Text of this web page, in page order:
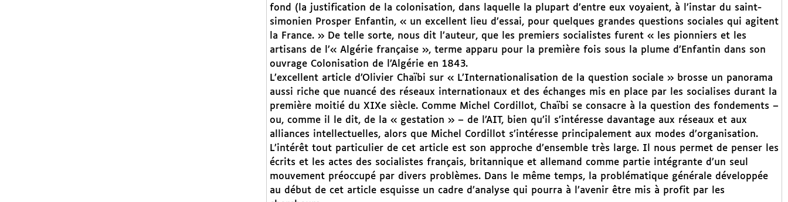
fond (la justification de la colonisation, dans laquelle la plupart d’entre eux voyaient, à l’instar du saint-
simonien Prosper Enfantin, « un excellent lieu d’essai, pour quelques grandes questions sociales qui agitent
la France. » De telle sorte, nous dit l’auteur, que les premiers socialistes furent « les pionniers et les
artisans de l’« Algérie française », terme apparu pour la première fois sous la plume d’Enfantin dans son
ouvrage Colonisation de l’Algérie en 1843.
L’excellent article d’Olivier Chaïbi sur « L’Internationalisation de la question sociale » brosse un panorama
aussi riche que nuancé des réseaux internationaux et des échanges mis en place par les socialises durant la
première moitié du XIXe siècle. Comme Michel Cordillot, Chaïbi se consacre à la question des fondements –
ou, comme il le dit, de la « gestation » – de l’AIT, bien qu’il s’intéresse davantage aux réseaux et aux
alliances intellectuelles, alors que Michel Cordillot s’intéresse principalement aux modes d’organisation.
L’intérêt tout particulier de cet article est son approche d’ensemble très large. Il nous permet de penser les
écrits et les actes des socialistes français, britannique et allemand comme partie intégrante d’un seul
mouvement préoccupé par divers problèmes. Dans le même temps, la problématique générale développée
au début de cet article esquisse un cadre d’analyse qui pourra à l’avenir être mis à profit par les